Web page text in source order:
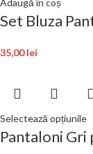
Adaugă în coș
Set Bluza
35,00lei
Selectează opțiunile
Pantaloni